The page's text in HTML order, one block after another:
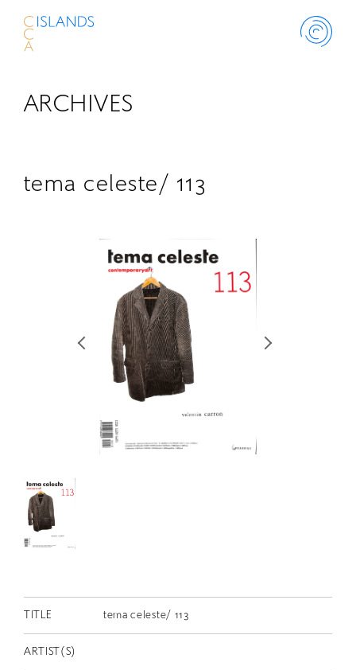
ABOUT
SCHOLARSHIP
出演者
動画
ARCHIVES
tema celeste/ 113
TITLE tema celeste/ 113
ARTIST(S)